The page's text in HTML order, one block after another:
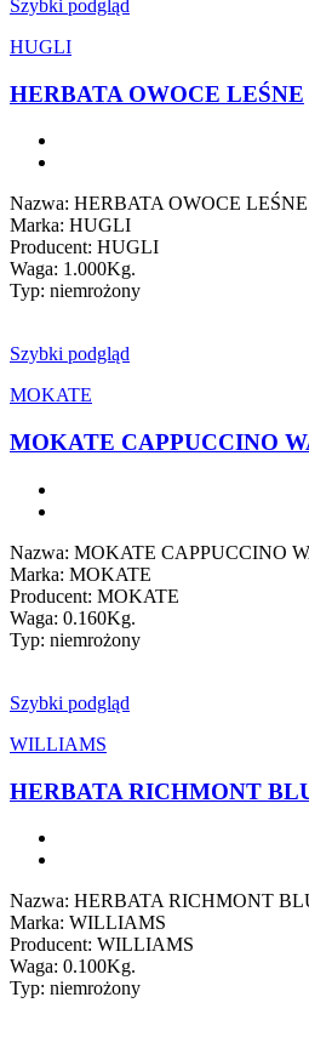
Szybki podgląd
HUGLI
HERBATA OWOCE LEŚNE
Nazwa: HERBATA OWOCE
Marka: HUGLI
Producent: HUGLI
Waga: 1.000Kg.
Typ: niemrożony
Szybki podgląd
MOKATE
MOKATE CAPPUCCINO
Nazwa: MOKATE CAPPUCCINO
Marka: MOKATE
Producent: MOKATE
Waga: 0.160Kg.
Typ: niemrożony
Szybki podgląd
WILLIAMS
HERBATA RICHMONT
Nazwa: HERBATA RICHMONT
Marka: WILLIAMS
Producent: WILLIAMS
Waga: 0.100Kg.
Typ: niemrożony